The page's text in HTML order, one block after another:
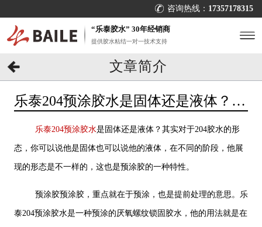
咨询热线： 17357178315
“乐泰胶水” 30年经销商
提供胶水粘结一对一技术支持
文章简介
乐泰204预涂胶水是固体还是液体？看
乐泰204预涂胶水是固体还是液体？其实对于204胶水的形
态，你可以说他是固体也可以说他的液体，在不同的阶段，他展
现的形态是不一样的，这也是预涂胶的一种特性。
预涂胶预涂胶，重点就在于预涂，也是提前处理的意思。乐
泰204预涂胶水是一种预涂的厌氧螺纹锁固胶水，他的用法就是在